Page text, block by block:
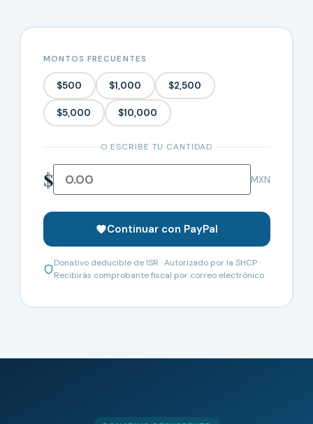
MONTOS FRECUENTES
$500 $1,000 $2,500
$5,000 $10,000
O ESCRIBE TU CANTIDAD
$ MXN
Continuar con PayPal
Donativo deducible de ISR · Autorizado por la SHCP ·
Recibirás comprobante fiscal por correo electrónico